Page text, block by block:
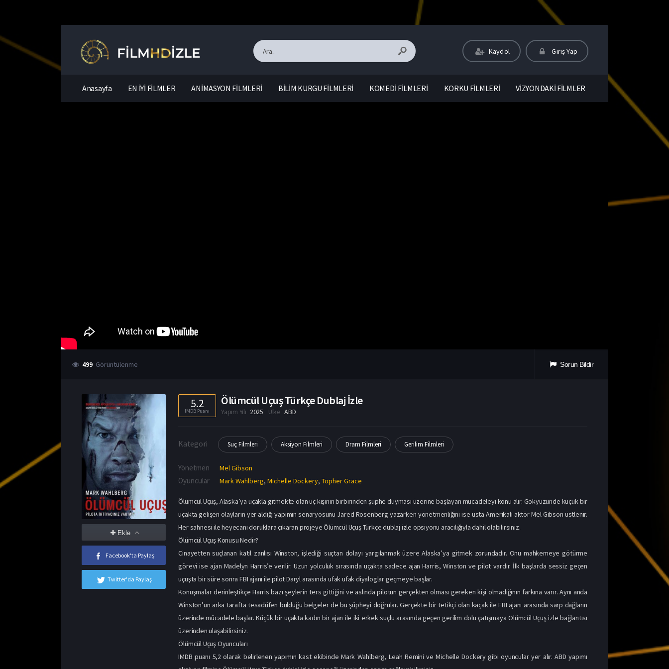
Kaydol Giriş Yap
Anasayfa EN İYİ FİLMLER ANİMASYON FİLMLERİ BİLİM KURGU FİLMLERİ KOMEDİ FİLMLERİ KORKU FİLMLERİ VİZYONDAKİ FİLMLER
499 Görüntülenme Sorun Bildir
Ekle
Facebook'ta Paylaş
Twitter'da Paylaş
5.2
IMDB Puanı
Ölümcül Uçuş Türkçe Dublaj İzle
Yapım Yılı 2025 Ülke ABD
Kategori Suç Filmleri Aksiyon Filmleri Dram Filmleri Gerilim Filmleri
Yönetmen Mel Gibson
Oyuncular Mark Wahlberg,Michelle Dockery,Topher Grace
Ölümcül Uçuş, Alaska’ya uçakla gitmekte olan üç kişinin birbirinden şüphe duyması üzerine başlayan mücadeleyi konu alır. Gökyüzünde küçük bir
uçakta gelişen olayların yer aldığı yapımın senaryosunu Jared Rosenberg yazarken yönetmenliğini ise usta Amerikalı aktör Mel Gibson üstlenir.
Her sahnesi ile heyecanı doruklara çıkaran projeye Ölümcül Uçuş Türkçe dublaj izle opsiyonu aracılığıyla dahil olabilirsiniz.
Ölümcül Uçuş Konusu Nedir?
Cinayetten suçlanan katil zanlısı Winston, işlediği suçtan dolayı yargılanmak üzere Alaska’ya gitmek zorundadır. Onu mahkemeye götürme
görevi ise ajan Madelyn Harris’e verilir. Uzun yolculuk sırasında uçakta sadece ajan Harris, Winston ve pilot vardır. İlk başlarda sessiz geçen
uçuşta bir süre sonra FBI ajanı ile pilot Daryl arasında ufak ufak diyaloglar geçmeye başlar.
Konuşmalar derinleştikçe Harris bazı şeylerin ters gittiğini ve aslında pilotun gerçekten olması gereken kişi olmadığının farkına varır. Aynı anda
Winston’un arka tarafta tesadüfen bulduğu belgeler de bu şüpheyi doğrular. Gerçekte bir tetikçi olan kaçak ile FBI ajanı arasında sarp dağların
üzerinde mücadele başlar. Küçük bir uçakta kadın bir ajan ile iki erkek suçlu arasında geçen gerilim dolu çatışmaya Ölümcül Uçuş izle bağlantısı
üzerinden ulaşabilirsiniz.
Ölümcül Uçuş Oyuncuları
IMDB puanı 5,2 olarak belirlenen yapımın kast ekibinde Mark Wahlberg, Leah Remini ve Michelle Dockery gibi oyuncular yer alır. ABD yapımı